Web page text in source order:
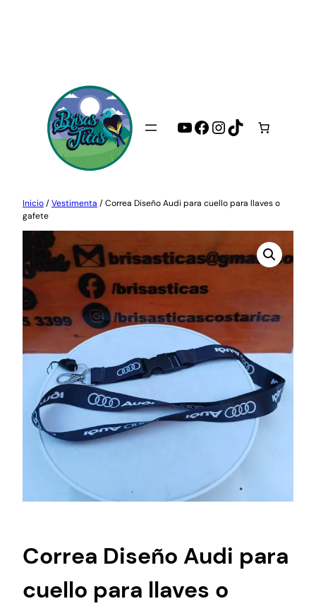
contenido
YouTube
Facebook
Instagram
TikTok
Inicio/Vestimenta / Correa Diseño Audi para cuello para llaves o
gafete
Correa Diseño Audi para
cuello para llaves o